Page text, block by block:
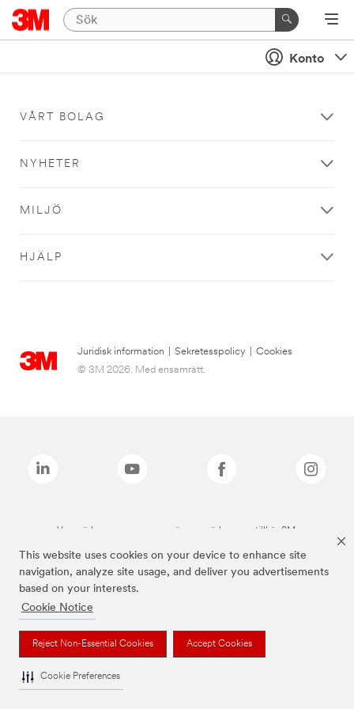
This website uses cookies on your device to enhance site
navigation, analyze site usage, and deliver you advertisements
based on your interests.
Cookie Notice
Reject Non-Essential Cookies Accept Cookies
Cookie Preferences
Konto
VÅRT BOLAG
NYHETER
MILJÖ
HJÄLP
Juridisk information Sekretesspolicy
Cookies
© 3M 2026. Med ensamrätt.
Varumärken som anges ovan är varumärken som tillhör 3M.